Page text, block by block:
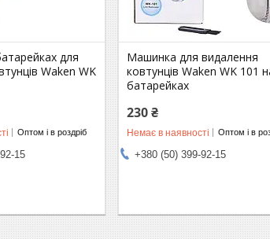
для
Waken WK
Оптом і в роздріб
15
Машинка для видалення
ковтунців Waken WK 101
батарейках
230 ₴
Немає в наявності Оптом і в
+380 (50) 399-92-15